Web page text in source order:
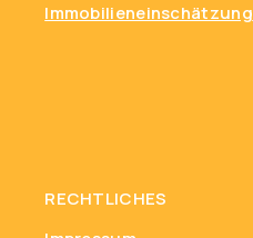
RECHTLICHES
Immobilieneinschätzung